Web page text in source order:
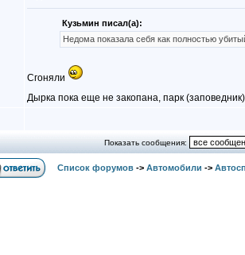
Кузьмин писал(а):
Недома показала себя как полностью
Сгоняли
Дырка пока еще не закопана, парк
Показать сообщения:
Список форумов -> Автомобили ->